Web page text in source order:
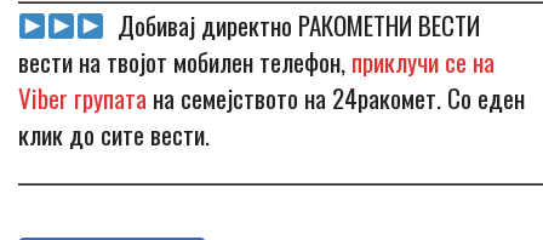
Добивај директно РАКОМЕТНИ ВЕСТИ
вести на твојот мобилен телефон,приклучи се на
Viber групата на семејството на 24ракомет. Со еден
клик до сите вести.